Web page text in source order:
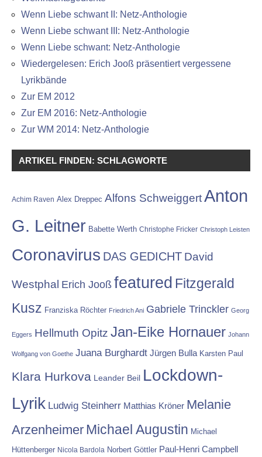
Wenn Liebe schwant II: Netz-Anthologie
Wenn Liebe schwant III: Netz-Anthologie
Wenn Liebe schwant: Netz-Anthologie
Wiedergelesen: Erich Jooß präsentiert vergessene
Lyrikbände
Zur EM 2012
Zur EM 2016: Netz-Anthologie
Zur WM 2014: Netz-Anthologie
ARTIKEL FINDEN: SCHLAGWORTE
Achim Raven Alex Dreppec Alfons SchweiggertAnton
G. Leitner Babette Werth Christophe Fricker Christoph Leisten
Coronavirus DAS GEDICHT David
Westphal Erich Jooß featured Fitzgerald
Kusz Franziska Röchter Friedrich Ani Gabriele Trinckler Georg
Eggers Hellmuth Opitz Jan-Eike Hornauer Johann
Wolfgang von Goethe Juana Burghardt Jürgen Bulla Karsten Paul
Klara Hurkova Leander Beil Lockdown-
Lyrik Ludwig Steinherr Matthias Kröner Melanie
Arzenheimer Michael Augustin Michael
Hüttenberger Nicola Bardola Norbert Göttler Paul-Henri Campbell